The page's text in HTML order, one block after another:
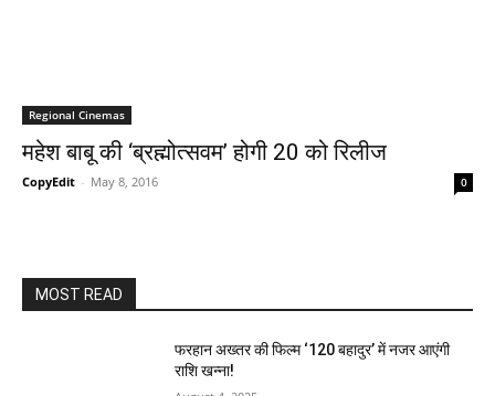
Regional Cinemas
महेश बाबू की ‘ब्रह्मोत्सवम’ होगी 20 को रिलीज
CopyEdit - May 8, 2016 0
MOST READ
फरहान अख्तर की फिल्म ‘120 बहादुर’ में नजर आएंगी
राशि खन्ना!